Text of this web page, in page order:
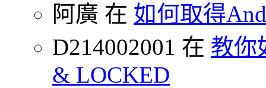
阿廣 在 如何取得
D214002001 在 教你
& LOCKED